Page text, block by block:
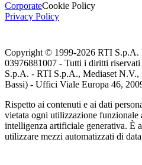
CorporateCookie Policy
Privacy Policy
Copyright © 1999-2026 RTI S.p.A.
03976881007 - Tutti i diritti
S.p.A. - RTI S.p.A., Mediaset N.V.,
Bassi) - Uffici Viale Europa 46,
Rispetto ai contenuti e ai dati
vietata ogni utilizzazione funzionale
intelligenza artificiale generativa. È
utilizzare mezzi automatizzati di